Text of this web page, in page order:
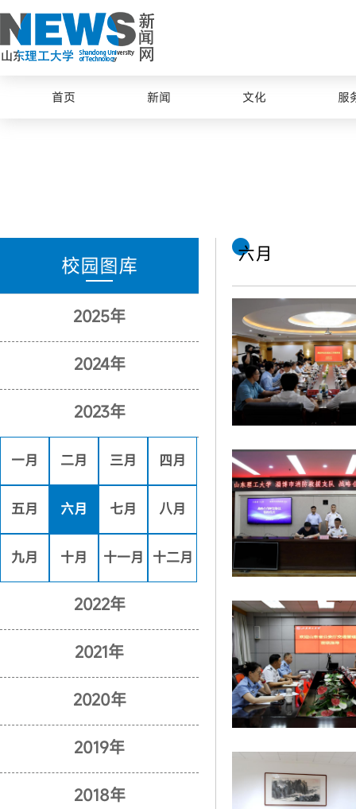
首页 新闻 文化 服
校园图库
2025年
2024年
2023年
一月 二月 三月 四月
五月 六月 七月 八月
九月 十月 十一月 十二月
2022年
2021年
2020年
2019年
2018年
六月